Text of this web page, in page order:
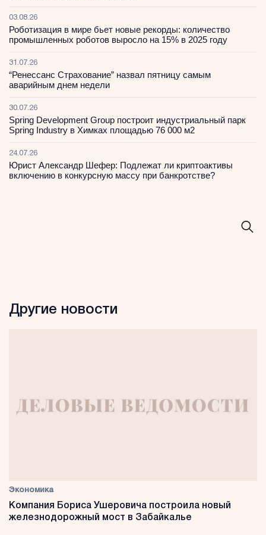
03.08.26
Роботизация в мире бьет новые рекорды: количество
промышленных роботов выросло на 15% в 2025 году
31.07.26
“Ренессанс Страхование” назвал пятницу самым
аварийным днем недели
30.07.26
Spring Development Group построит индустриальный парк
Spring Industry в Химках площадью 76 000 м2
24.07.26
Юрист Александр Шефер: Подлежат ли криптоактивы
включению в конкурсную массу при банкротстве?
Другие новости
Экономика
Компания Бориса Ушеровича построила новый
железнодорожный мост в Забайкалье